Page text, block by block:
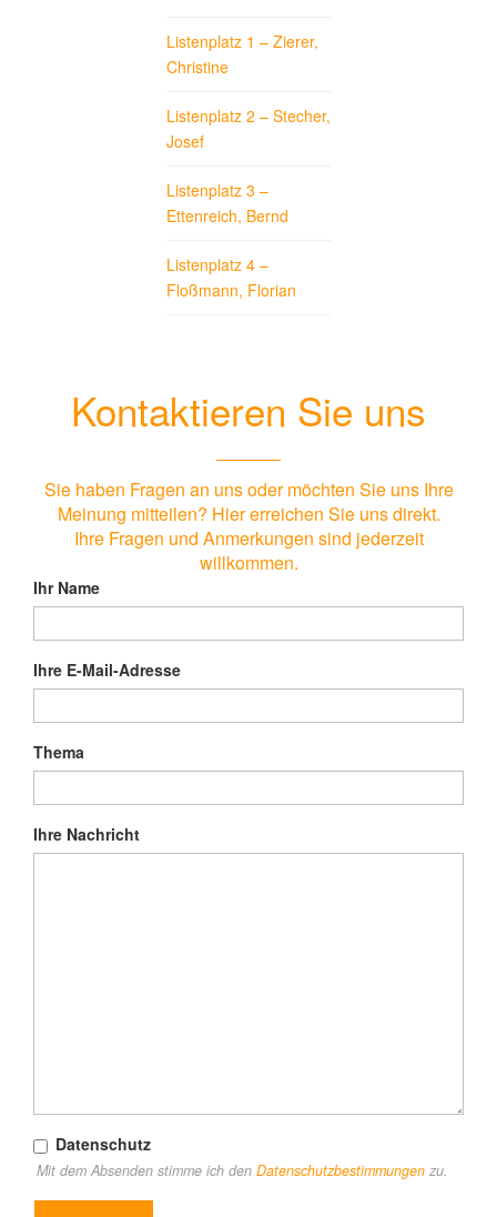
Listenplatz 1 – Zierer,
Christine
Listenplatz 2 – Stecher,
Josef
Listenplatz 3 –
Ettenreich, Bernd
Listenplatz 4 –
Floßmann, Florian
Kontaktieren Sie uns
Sie haben Fragen an uns oder möchten Sie uns Ihre
Meinung mitteilen? Hier erreichen Sie uns direkt.
Ihre Fragen und Anmerkungen sind jederzeit
willkommen.
Ihr Name
Ihre E-Mail-Adresse
Thema
Ihre Nachricht
Datenschutz
Mit dem Absenden stimme ich den Datenschutzbestimmungenzu.